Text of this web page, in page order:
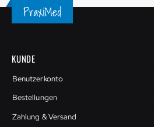
KUNDE
Benutzerkonto
Bestellungen
Zahlung & Versand